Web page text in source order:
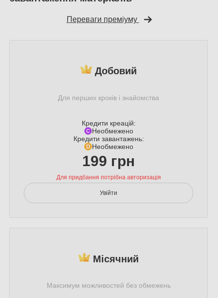
Переваги преміуму
Добовий
Для перших кроків і знайомства
Кредити креацій:
Необмежено
Кредити завантажень:
Необмежено
199 грн
Для придбання потрібна авторизація
Увійти
Місячний
Максимум можливостей без обмежень